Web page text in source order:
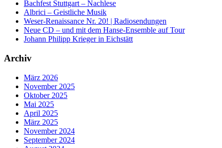
Bachfest Stuttgart – Nachlese
Albrici – Geistliche Musik
Weser-Renaissance Nr. 20! | Radiosendungen
Neue CD – und mit dem Hanse-Ensemble auf Tour
Johann Philipp Krieger in Eichstätt
Archiv
März 2026
November 2025
Oktober 2025
Mai 2025
April 2025
März 2025
November 2024
September 2024